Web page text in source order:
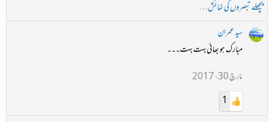
پچھلے تبصروں کی نمائش…
سید عمران
مبارک ہو بھائی بہت بہت۔۔۔
مارچ 30، 2017
1